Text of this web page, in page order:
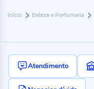
Início Beleza e Perfumaria
Atendimento